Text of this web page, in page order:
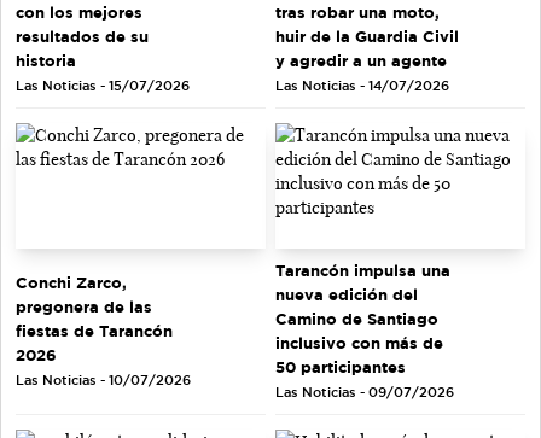
con los mejores
resultados de su
historia
Las Noticias - 15/07/2026
tras robar una moto,
huir de la Guardia Civil
y agredir a un agente
Las Noticias - 14/07/2026
Conchi Zarco,
pregonera de las
fiestas de Tarancón
2026
Las Noticias - 10/07/2026
Tarancón impulsa una
nueva edición del
Camino de Santiago
inclusivo con más de
50 participantes
Las Noticias - 09/07/2026